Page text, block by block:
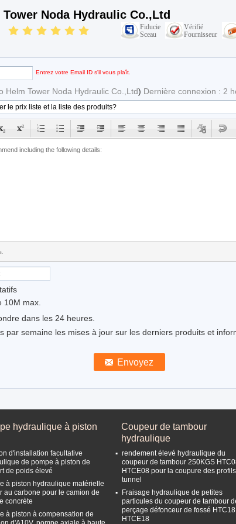
Noda Hydraulic Co.,Ltd
Fiducie
Sceau
Vérifié
Fournisseur
Entrez votre Email ID s'il vous plaît.
Helm Tower Noda Hydraulic Co.,Ltd) Dernière connexion : 2
10M max.
dans les 24 heures.
par semaine les mises à jour sur les derniers produits et
hydraulique à piston
d'installation facultative
de pompe à piston de
de poids élevé
à piston hydraulique matérielle
au carbone pour le camion de
concrète
à piston à compensation de
Coupeur de tambour
hydraulique
rendement élevé hydraulique du
coupeur de tambour 250KGS
HTCE08 pour la coupure des
tunnel
Fraisage hydraulique de petites
particules du coupeur de tambour
perçage défonceur de fossé HTC18
HTCE18